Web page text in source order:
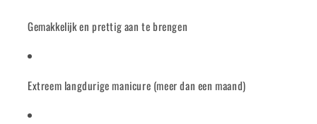
Gemakkelijk en prettig aan te brengen
Extreem langdurige manicure (meer dan een maand)